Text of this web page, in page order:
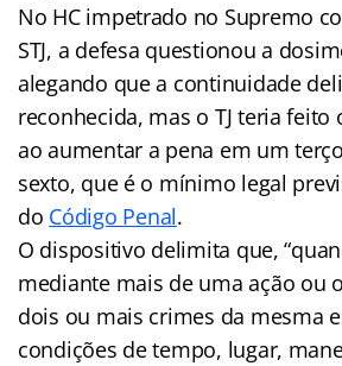
No HC impetrado no Supremo
STJ, a defesa questionou a
alegando que a continuidade
reconhecida, mas o TJ teria feito
ao aumentar a pena em um
sexto, que é o mínimo legal
do Código Penal.
O dispositivo delimita que,
mediante mais de uma ação ou
dois ou mais crimes da mesma
condições de tempo, lugar,